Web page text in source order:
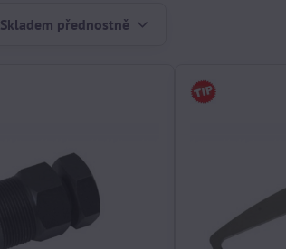
Skladem přednostně